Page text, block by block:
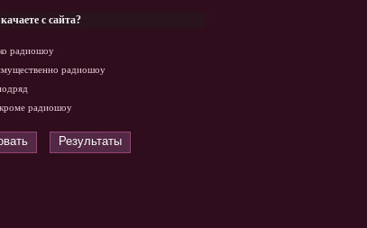
с сайта?
радиошоу
радиошоу
радиошоу
Результаты